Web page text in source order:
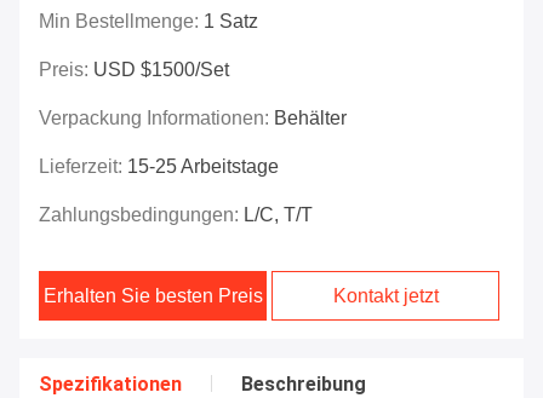
Min Bestellmenge: 1 Satz
Preis: USD $1500/set
Verpackung Informationen: Behälter
Lieferzeit: 15-25 Arbeitstage
Zahlungsbedingungen: L/C, T/T
Erhalten Sie besten Preis Kontakt jetzt
Spezifikationen Beschreibung